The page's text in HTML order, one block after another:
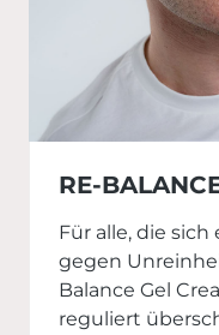
RE-
Für alle, die
gegen
Balance Gel
reguliert